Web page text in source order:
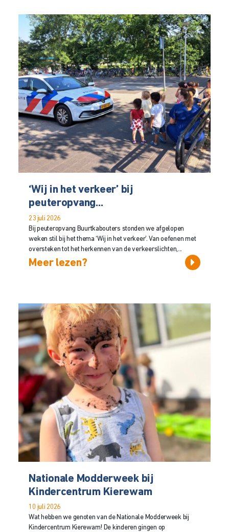
‘Wij in het verkeer’ bij
peuteropvang...
23 juli 2026
Bij peuteropvang Buurtkabouters stonden we afgelopen
weken stil bij het thema ‘Wij in het verkeer’. Van oefenen met
oversteken tot het herkennen van de verkeerslichten,...
Meer lezen?
Nationale Modderweek bij
Kindercentrum Kierewam
10 juli 2026
Wat hebben we genoten van de Nationale Modderweek bij
Kindercentrum Kierewam! De kinderen gingen op